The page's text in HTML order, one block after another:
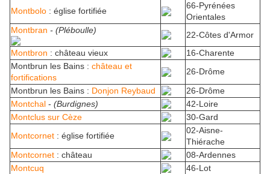
Montbolo : église fortifiée
66-Pyrénées
Orientales
Montbran - (Pléboulle)
22-Côtes d'Armor
Montbron : château vieux
16-Charente
Montbrun les Bains : château et
fortifications
26-Drôme
Montbrun les Bains : Donjon Reybaud
26-Drôme
Montchal - (Burdignes)
42-Loire
Montclus sur Cèze
30-Gard
Montcornet : église fortifiée
02-Aisne-
Thiérache
Montcornet : château
08-Ardennes
Montcuq
46-Lot